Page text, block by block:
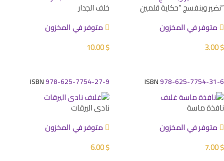
“نضير وبنفسج “حكاية قلمين
متوفر في المخزون
3.00$
ISBN978-625-7754-31-6
خلف الجدار
متوفر في المخزون
10.00$
ISBN978-625-7754-27-9
نافذة ماسة
متوفر في المخزون
7.00$
نادي اليرقات
متوفر في المخزون
6.00$